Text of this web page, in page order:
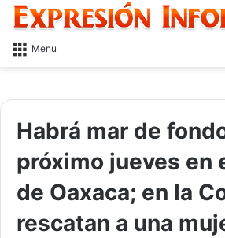
Menu
Habrá mar de
próximo jueves en
de Oaxaca; en la
rescatan a una